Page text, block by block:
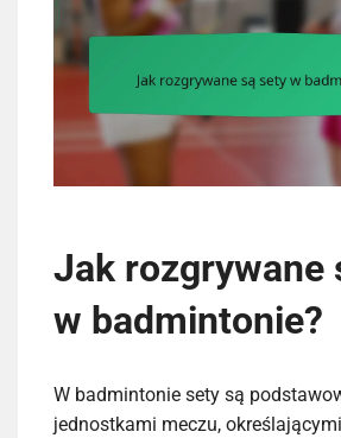
Jak rozgrywane
w badmintonie?
W badmintonie sety są
jednostkami meczu,